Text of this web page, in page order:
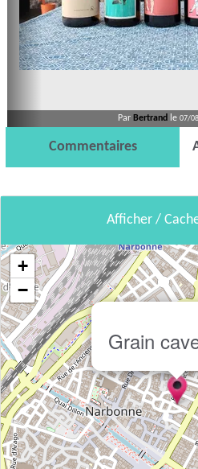
Par Bertrand le 07/
Commentaires
Afficher /
Grain
+
−